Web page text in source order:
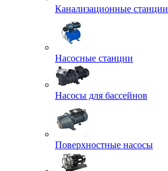
Канализационные станции
Насосные станции
Насосы для бассейнов
Поверхностные насосы